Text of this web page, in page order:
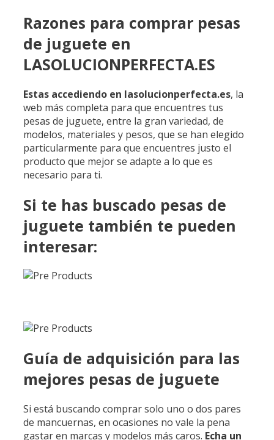
Razones para comprar pesas
de juguete en
LASOLUCIONPERFECTA.ES
Estas accediendo en lasolucionperfecta.es, la
web más completa para que encuentres tus
pesas de juguete, entre la gran variedad, de
modelos, materiales y pesos, que se han elegido
particularmente para que encuentres justo el
producto que mejor se adapte a lo que es
necesario para ti.
Si te has buscado pesas de
juguete también te pueden
interesar:
Guía de adquisición para las
mejores pesas de juguete
Si está buscando comprar solo uno o dos pares
de mancuernas, en ocasiones no vale la pena
gastar en marcas y modelos más caros. Echa un